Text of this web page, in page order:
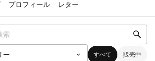
プロフィール レター
すべて 販売中